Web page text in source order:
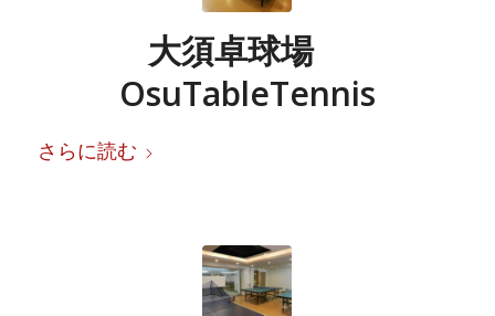
大須卓球場
OsuTableTennis
さらに読む